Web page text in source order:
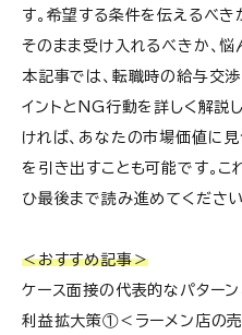
す。希望する条件を伝えるべ
そのまま受け入れるべきか、悩
本記事では、転職時の給与交
イントとNG行動を詳しく解説
ければ、あなたの市場価値に
を引き出すことも可能です。
ひ最後まで読み進めてください
＜おすすめ記事＞
ケース面接の代表的なパターン
利益拡大策①＜ラーメン店の